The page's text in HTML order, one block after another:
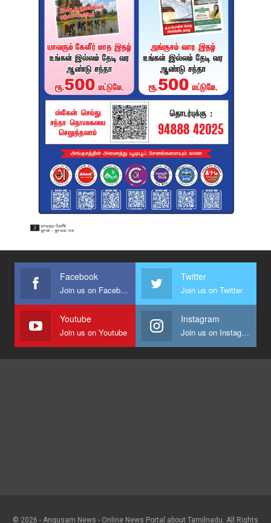
Facebook
Join us on Facebook
Twitter
Join us on Twitter
Youtube
Join us on Youtube
Instagram
Join us on Instagram
© 2026 - Angusam News - Online News Portal about Tamilnadu. All Rights